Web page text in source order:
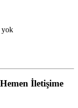
yok
İletişime